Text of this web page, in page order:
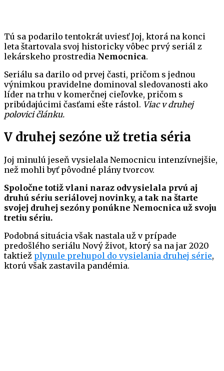
Tú sa podarilo tentokrát uviesť Joj, ktorá na konci
leta štartovala svoj historicky vôbec prvý seriál z
lekárskeho prostredia Nemocnica.
Seriálu sa darilo od prvej časti, pričom s jednou
výnimkou pravidelne dominoval sledovanosti ako
líder na trhu v komerčnej cieľovke, pričom s
pribúdajúcimi časťami ešte rástol. Viac v druhej
polovici článku.
V druhej sezóne už tretia séria
Joj minulú jeseň vysielala Nemocnicu intenzívnejšie,
než mohli byť pôvodné plány tvorcov.
Spoločne totiž vlani naraz odvysielala prvú aj
druhú sériu seriálovej novinky, a tak na štarte
svojej druhej sezóny ponúkne Nemocnica už svoju
tretiu sériu.
Podobná situácia však nastala už v prípade
predošlého seriálu Nový život, ktorý sa na jar 2020
taktiež plynule prehupol do vysielania druhej série,
ktorú však zastavila pandémia.